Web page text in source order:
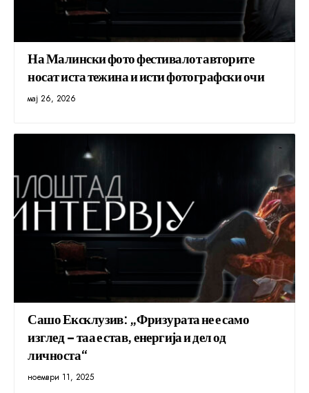
На Малински фото фестивалот авторите
носат иста тежина и исти фотографски очи
мај 26, 2026
Сашо Ексклузив: „Фризурата не е само
изглед – таа е став, енергија и дел од
личноста“
ноември 11, 2025